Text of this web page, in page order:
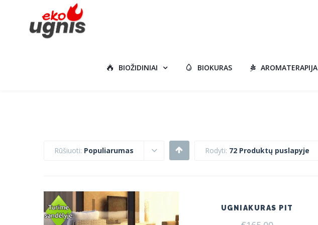
BIOŽIDINIAI BIOKURAS AROMATERAPIJA
Rūšiuoti: Populiarumas Rodyti: 72 Produktų puslapyje
UGNIAKURAS PIT